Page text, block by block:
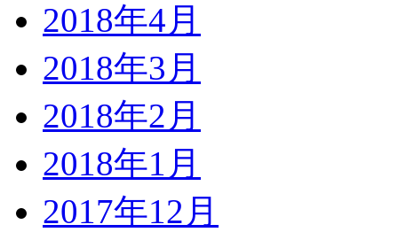
2018年4月
2018年3月
2018年2月
2018年1月
2017年12月